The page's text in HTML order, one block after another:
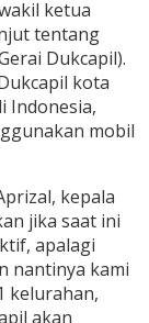
ketua
tentang
Dukcapil).
kota
Indonesia,
mobil
kepala
jika saat ini
apalagi
nantinya kami
kelurahan,
akan